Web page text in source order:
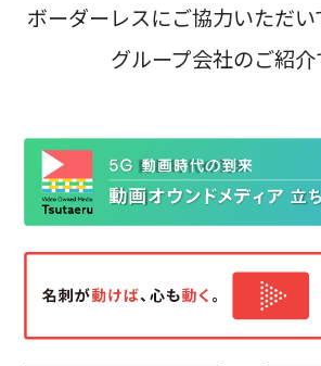
ボーダーレスにご協力いただ
グループ会社のご紹介